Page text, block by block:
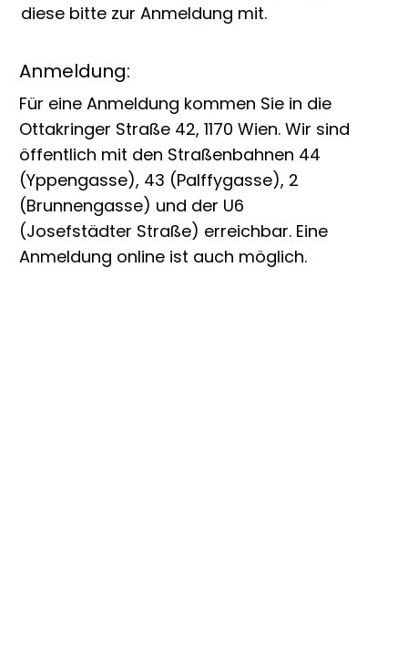
diese bitte zur Anmeldung mit.
Anmeldung:
Für eine Anmeldung kommen Sie in die
Ottakringer Straße 42, 1170 Wien. Wir sind
öffentlich mit den Straßenbahnen 44
(Yppengasse), 43 (Palffygasse), 2
(Brunnengasse) und der U6
(Josefstädter Straße) erreichbar. Eine
Anmeldung online ist auch möglich.